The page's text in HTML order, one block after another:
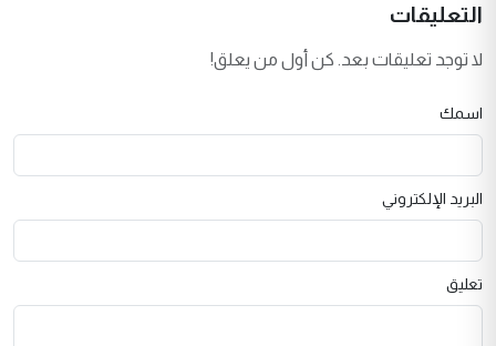
التعليقات
لا توجد تعليقات بعد. كن أول من يعلق!
اسمك
البريد الإلكتروني
تعليق